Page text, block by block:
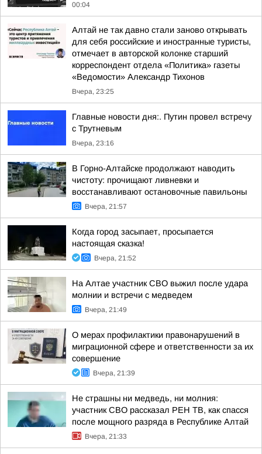
00:04
Алтай не так давно стали заново открывать
для себя российские и иностранные туристы,
отмечает в авторской колонке старший
корреспондент отдела «Политика» газеты
«Ведомости» Александр Тихонов
Вчера, 23:25
Главные новости дня:. Путин провел встречу
с Трутневым
Вчера, 23:16
В Горно-Алтайске продолжают наводить
чистоту: прочищают ливневки и
восстанавливают остановочные павильоны
Вчера, 21:57
Когда город засыпает, просыпается
настоящая сказка!
Вчера, 21:52
На Алтае участник СВО выжил после удара
молнии и встречи с медведем
Вчера, 21:49
О мерах профилактики правонарушений в
миграционной сфере и ответственности за их
совершение
Вчера, 21:39
Не страшны ни медведь, ни молния:
участник СВО рассказал РЕН ТВ, как спасся
после мощного разряда в Республике Алтай
Вчера, 21:33